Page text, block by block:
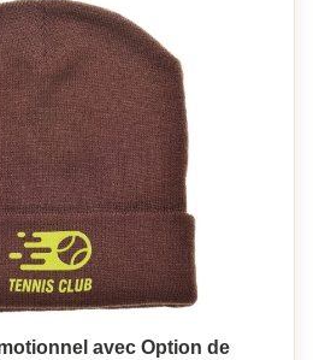
avec Option de